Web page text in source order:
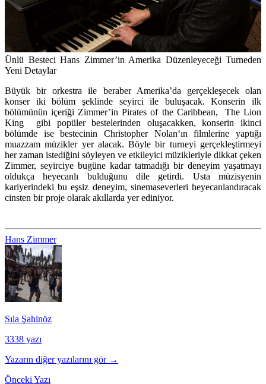
Ünlü Besteci Hans Zimmer’in Amerika Düzenleyeceği Turneden
Yeni Detaylar
Büyük bir orkestra ile beraber Amerika’da gerçekleşecek olan
konser iki bölüm şeklinde seyirci ile buluşacak. Konserin ilk
bölümünün içeriği Zimmer’in Pirates of the Caribbean, The Lion
King gibi popüler bestelerinden oluşacakken, konserin ikinci
bölümde ise bestecinin Christopher Nolan‘ın filmlerine yaptığı
muazzam müzikler yer alacak. Böyle bir turneyi gerçekleştirmeyi
her zaman istediğini söyleyen ve etkileyici müzikleriyle dikkat çeken
Zimmer, seyirciye bugüne kadar tatmadığı bir deneyim yaşatmayı
oldukça heyecanlı bulduğunu dile getirdi. Usta müzisyenin
kariyerindeki bu eşsiz deneyim, sinemaseverleri heyecanlandıracak
cinsten bir proje olarak akıllarda yer ediniyor.
Hans Zimmer
Sıla Şahinöz
3338 yazı
Yazarın diğer yazılarını gör →
Önceki Yazı